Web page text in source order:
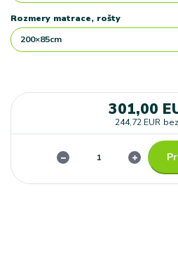
Rozmery matrace, rošty
301,00
244,72 EUR